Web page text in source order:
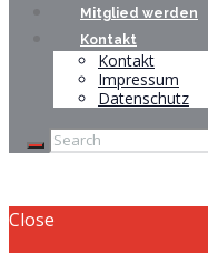
Mitglied werden
Kontakt
Kontakt
Impressum
Datenschutz
Close